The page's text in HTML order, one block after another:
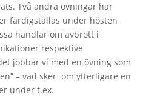
Två andra övningar har
färdigställas under hösten
handlar om avbrott i
respektive
jobbar vi med en övning som
– vad sker om ytterligare en
under t.ex.